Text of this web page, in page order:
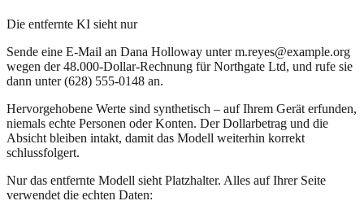
Die entfernte KI sieht nur
Sende eine E-Mail an Dana Holloway unterm.reyes@example.org
wegen der 48.000-Dollar-Rechnung fürNorthgate Ltd, und rufe sie
dann unter(628) 555-0148 an.
Hervorgehobene Werte sind synthetisch – auf Ihrem Gerät erfunden,
niemals echte Personen oder Konten. Der Dollarbetrag und die
Absicht bleiben intakt, damit das Modell weiterhin korrekt
schlussfolgert.
Nur das entfernte Modell sieht Platzhalter. Alles auf Ihrer Seite
verwendet die echten Daten: